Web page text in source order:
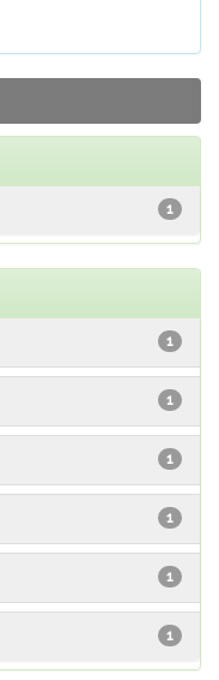
1
1
1
1
1
1
1